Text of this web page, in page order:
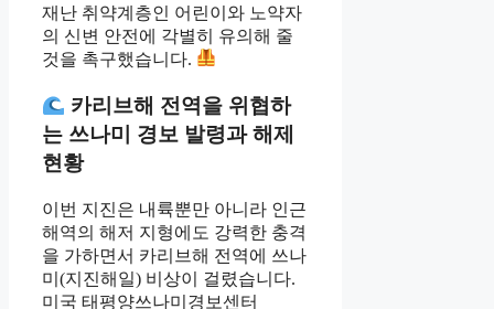
재난 취약계층인 어린이와 노약자
의 신변 안전에 각별히 유의해 줄
것을 촉구했습니다.
카리브해 전역을 위협하
는 쓰나미 경보 발령과 해제
현황
이번 지진은 내륙뿐만 아니라 인근
해역의 해저 지형에도 강력한 충격
을 가하면서 카리브해 전역에 쓰나
미(지진해일) 비상이 걸렸습니다.
미국 태평양쓰나미경보센터